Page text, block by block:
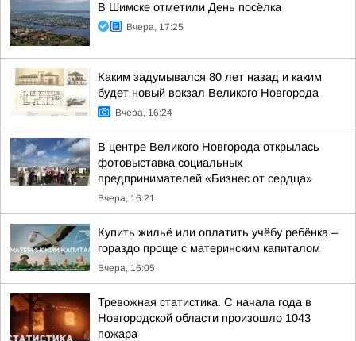
В Шимске отметили День посёлка
Вчера, 17:25
Каким задумывался 80 лет назад и каким
будет новый вокзал Великого Новгорода
Вчера, 16:24
В центре Великого Новгорода открылась
фотовыставка социальных
предпринимателей «Бизнес от сердца»
Вчера, 16:21
Купить жильё или оплатить учёбу ребёнка –
гораздо проще с материнским капиталом
Вчера, 16:05
Тревожная статистика. С начала года в
Новгородской области произошло 1043
пожара